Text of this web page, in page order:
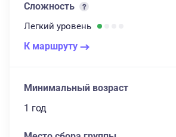
Сложность
Легкий уровень
К маршруту
Минимальный возраст
1 год